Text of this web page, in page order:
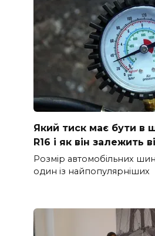
Який тиск має бути в
R16 і як він залежить
Розмір автомобільних шин
один із найпопулярніших